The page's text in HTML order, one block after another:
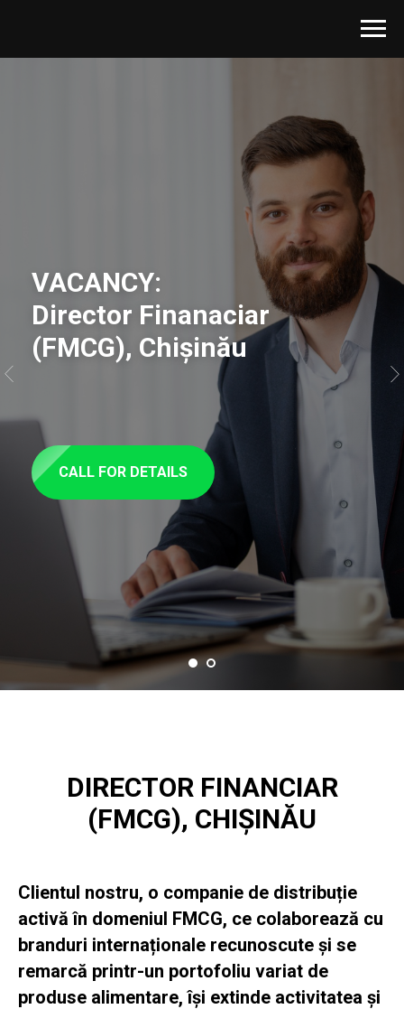
VACANCY:
Director Finanaciar
(FMCG), Chișinău
CALL FOR DETAILS
DIRECTOR FINANCIAR
(FMCG), CHIȘINĂU
Clientul nostru, o companie de distribuție
activă în domeniul FMCG, ce colaborează cu
branduri internaționale recunoscute și se
remarcă printr-un portofoliu variat de
produse alimentare, își extinde activitatea și